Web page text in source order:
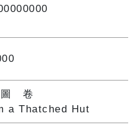
圖 卷
a Thatched Hut